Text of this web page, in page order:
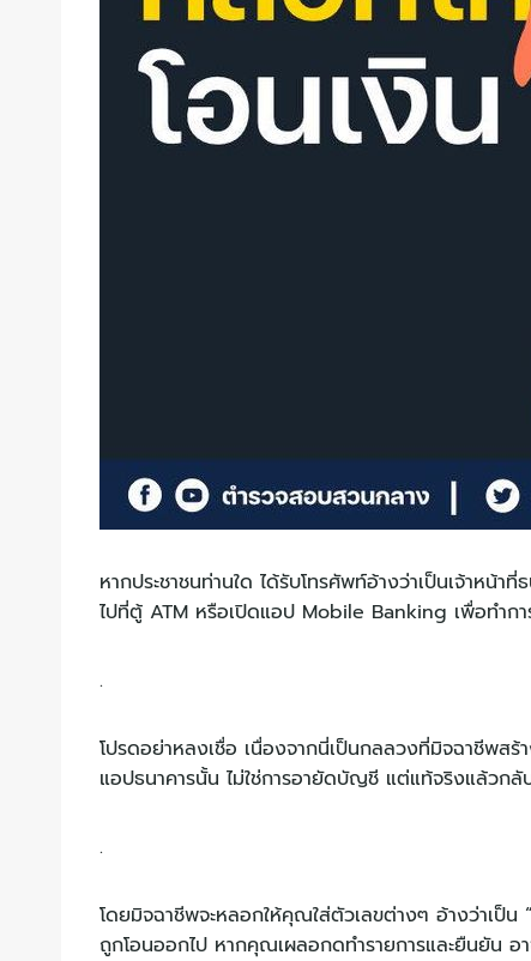
หากประชาชนท่านใด ได้รับโทรศัพท์อ้างว่าเป็นเจ้าห
ไปที่ตู้ ATM หรือเปิดแอป Mobile Banking เพื่อทำ
.
โปรดอย่าหลงเชื่อ เนื่องจากนี่เป็นกลลวงที่มิจฉาชีพส
แอปธนาคารนั้น ไม่ใช่การอายัดบัญชี แต่แท้จริงแล้วกลั
.
โดยมิจฉาชีพจะหลอกให้คุณใส่ตัวเลขต่างๆ อ้างว่าเป็
ถูกโอนออกไป หากคุณเผลอกดทำรายการและยืนยัน